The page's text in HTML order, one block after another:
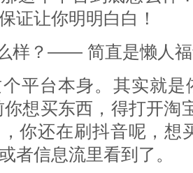
证让你明明白白！
样？—— 简直是懒人
平台本身。其实就是
你想买东西，得打开淘
你还在刷抖音呢，想
者信息流里看到了。